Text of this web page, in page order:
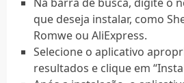
que deseja instalar, como
Romwe ou AliExpress.
Selecione o aplicativo
resultados e clique em